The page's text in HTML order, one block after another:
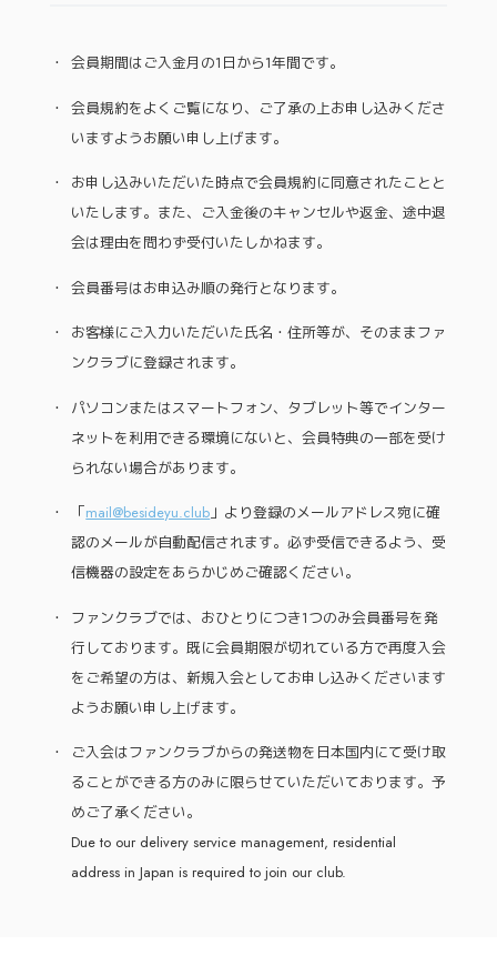
会員期間はご入金月の1日から1年間です。
会員規約をよくご覧になり、ご了承の上お申し込みくださ
いますようお願い申し上げます。
お申し込みいただいた時点で会員規約に同意されたことと
いたします。また、ご入金後のキャンセルや返金、途中退
会は理由を問わず受付いたしかねます。
会員番号はお申込み順の発行となります。
お客様にご入力いただいた氏名・住所等が、そのままファ
ンクラブに登録されます。
パソコンまたはスマートフォン、タブレット等でインター
ネットを利用できる環境にないと、会員特典の一部を受け
られない場合があります。
「mail@besideyu.club」より登録のメールアドレス宛に確
認のメールが自動配信されます。必ず受信できるよう、受
信機器の設定をあらかじめご確認ください。
ファンクラブでは、おひとりにつき1つのみ会員番号を発
行しております。既に会員期限が切れている方で再度入会
をご希望の方は、新規入会としてお申し込みくださいます
ようお願い申し上げます。
ご入会はファンクラブからの発送物を日本国内にて受け取
ることができる方のみに限らせていただいております。予
めご了承ください。
Due to our delivery service management, residential
address in Japan is required to join our club.